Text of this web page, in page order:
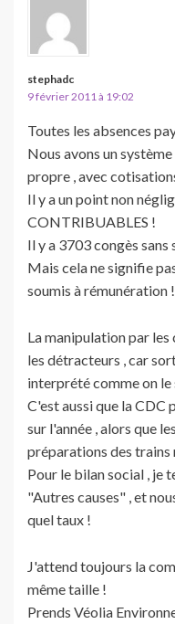
stephadc
9 février 2011 à 19:02
Toutes les absences
Nous avons un
propre , avec
Il y a un point non
CONTRIBUABLES !
Il y a 3703 congès sans
Mais cela ne signifie
soumis à rémunération !
La manipulation par
les détracteurs , car
interprété comme on le
C'est aussi que la CDC
sur l'année , alors que
préparations des trains
Pour le bilan social , je
"Autres causes" , et
quel taux !
J'attend toujours la
même taille !
Prends Véolia